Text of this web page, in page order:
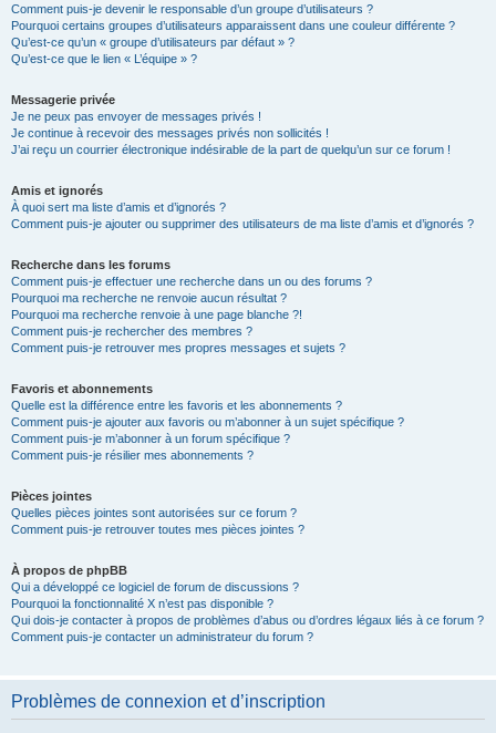
Comment puis-je devenir le responsable d’un groupe d’utilisateurs ?
Pourquoi certains groupes d’utilisateurs apparaissent dans une couleur différente ?
Qu’est-ce qu’un « groupe d’utilisateurs par défaut » ?
Qu’est-ce que le lien « L’équipe » ?
Messagerie privée
Je ne peux pas envoyer de messages privés !
Je continue à recevoir des messages privés non sollicités !
J’ai reçu un courrier électronique indésirable de la part de quelqu’un sur ce forum !
Amis et ignorés
À quoi sert ma liste d’amis et d’ignorés ?
Comment puis-je ajouter ou supprimer des utilisateurs de ma liste d’amis et d’ignorés ?
Recherche dans les forums
Comment puis-je effectuer une recherche dans un ou des forums ?
Pourquoi ma recherche ne renvoie aucun résultat ?
Pourquoi ma recherche renvoie à une page blanche ?!
Comment puis-je rechercher des membres ?
Comment puis-je retrouver mes propres messages et sujets ?
Favoris et abonnements
Quelle est la différence entre les favoris et les abonnements ?
Comment puis-je ajouter aux favoris ou m’abonner à un sujet spécifique ?
Comment puis-je m’abonner à un forum spécifique ?
Comment puis-je résilier mes abonnements ?
Pièces jointes
Quelles pièces jointes sont autorisées sur ce forum ?
Comment puis-je retrouver toutes mes pièces jointes ?
À propos de phpBB
Qui a développé ce logiciel de forum de discussions ?
Pourquoi la fonctionnalité X n’est pas disponible ?
Qui dois-je contacter à propos de problèmes d’abus ou d’ordres légaux liés à ce forum ?
Comment puis-je contacter un administrateur du forum ?
Problèmes de connexion et d’inscription